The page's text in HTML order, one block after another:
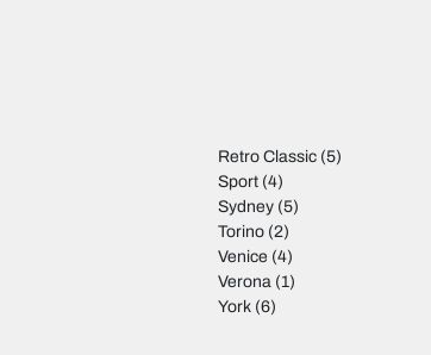
Retro Classic (5)
Sport (4)
Sydney (5)
Torino (2)
Venice (4)
Verona (1)
York (6)